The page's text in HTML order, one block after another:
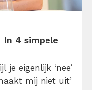
In 4 simpele
je eigenlijk ‘nee’
mij niet uit’